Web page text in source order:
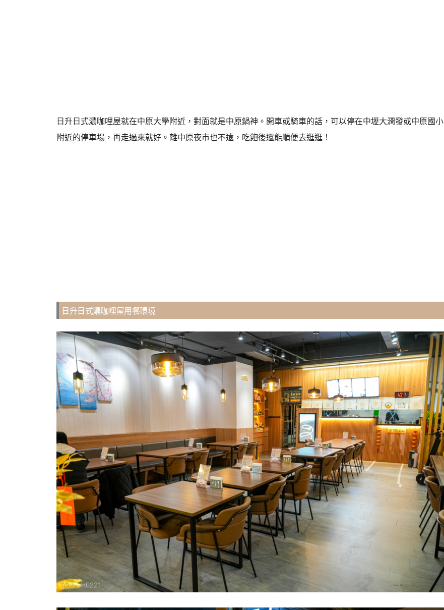
日升日式濃咖哩屋就在中原大學附近，對面就是中原鍋神。開車或騎車的話，可以停在中壢大潤發或中原國小
附近的停車場，再走過來就好。離中原夜市也不遠，吃飽後還能順便去逛逛！
日升日式濃咖哩屋用餐環境